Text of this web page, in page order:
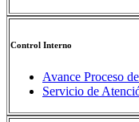
Control Interno
Avance Proceso
Servicio de